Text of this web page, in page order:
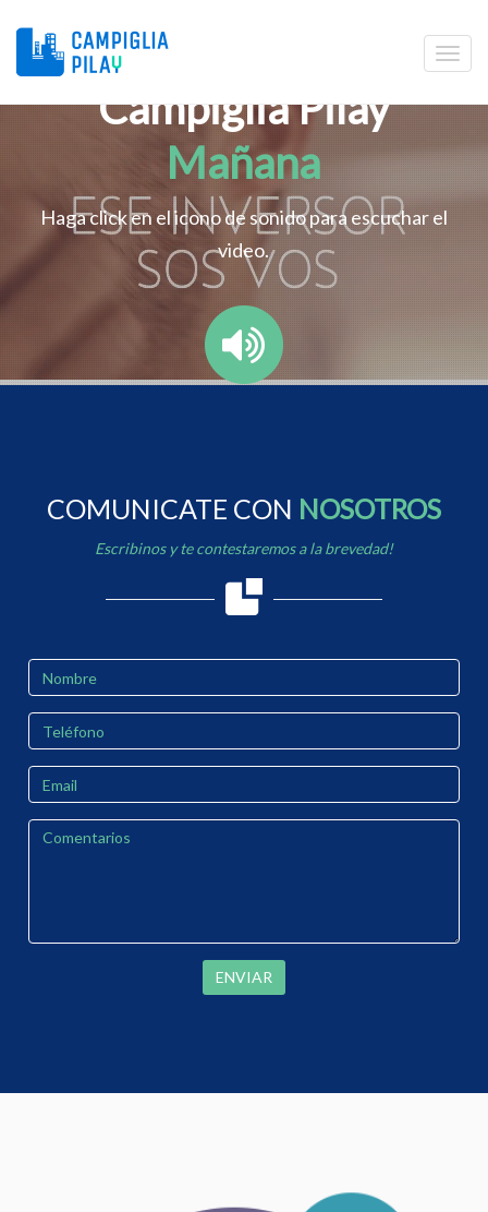
Campiglia Pilay
Mañana
Haga click en el icono de sonido para escuchar el
video.
COMUNICATE CON NOSOTROS
Escribinos y te contestaremos a la brevedad!
ENVIAR